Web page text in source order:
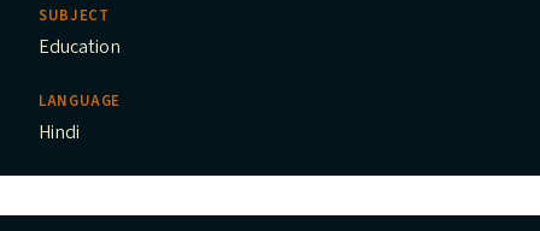
SUBJECT
Education
LANGUAGE
Hindi